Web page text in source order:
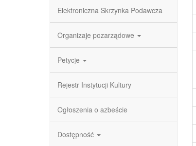
Elektroniczna Skrzynka Podawcza
Organizaje pozarządowe
Petycje
Rejestr Instytucji Kultury
Ogłoszenia o azbeście
Dostępność